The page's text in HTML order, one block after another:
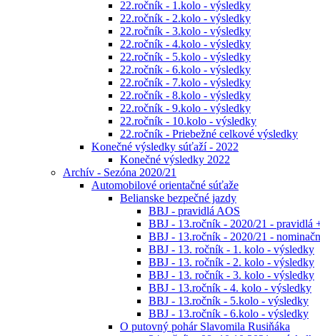
22.ročník - 1.kolo - výsledky
22.ročník - 2.kolo - výsledky
22.ročník - 3.kolo - výsledky
22.ročník - 4.kolo - výsledky
22.ročník - 5.kolo - výsledky
22.ročník - 6.kolo - výsledky
22.ročník - 7.kolo - výsledky
22.ročník - 8.kolo - výsledky
22.ročník - 9.kolo - výsledky
22.ročník - 10.kolo - výsledky
22.ročník - Priebežné celkové výsledky
Konečné výsledky súťaží - 2022
Konečné výsledky 2022
Archív - Sezóna 2020/21
Automobilové orientačné súťaže
Belianske bezpečné jazdy
BBJ - pravidlá AOS
BBJ - 13.ročník - 2020/21 - pravidlá
BBJ - 13.ročník - 2020/21 -
BBJ - 13. ročník - 1. kolo - výsledky
BBJ - 13. ročník - 2. kolo - výsledky
BBJ - 13. ročník - 3. kolo - výsledky
BBJ - 13.ročník - 4. kolo - výsledky
BBJ - 13.ročník - 5.kolo - výsledky
BBJ - 13.ročník - 6.kolo - výsledky
O putovný pohár Slavomila Rusiňáka